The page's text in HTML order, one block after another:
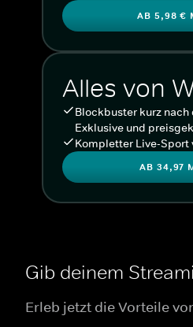
AB 5,98 €
Alles von
Blockbuster kurz nach
Exklusive und
Kompletter Live-Sport
AB 34,97
Gib deinem
Erleb jetzt die Vorteile